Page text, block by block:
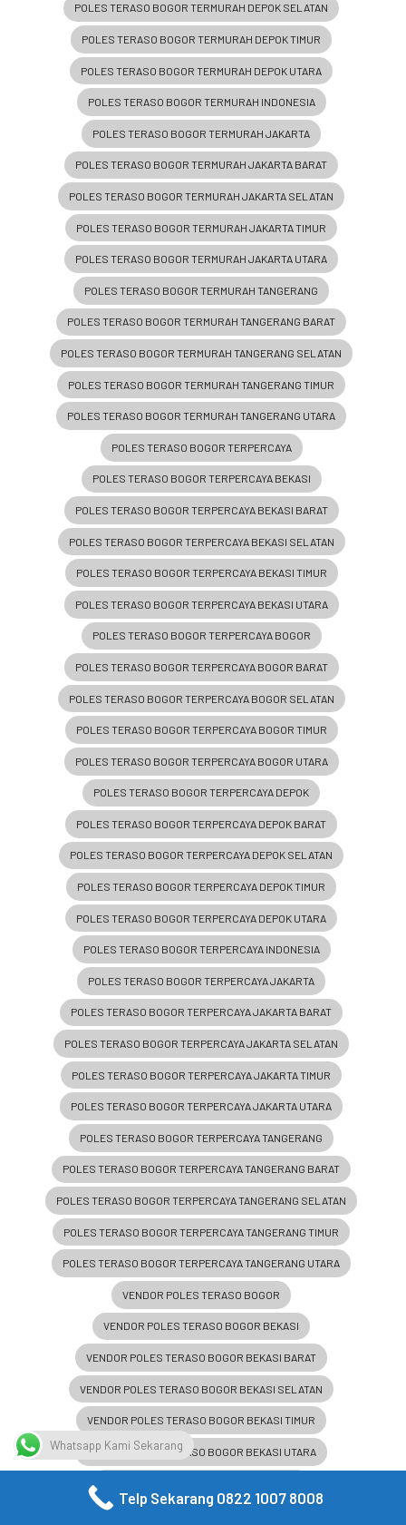
POLES TERASO BOGOR TERMURAH DEPOK SELATAN
POLES TERASO BOGOR TERMURAH DEPOK TIMUR
POLES TERASO BOGOR TERMURAH DEPOK UTARA
POLES TERASO BOGOR TERMURAH INDONESIA
POLES TERASO BOGOR TERMURAH JAKARTA
POLES TERASO BOGOR TERMURAH JAKARTA BARAT
POLES TERASO BOGOR TERMURAH JAKARTA SELATAN
POLES TERASO BOGOR TERMURAH JAKARTA TIMUR
POLES TERASO BOGOR TERMURAH JAKARTA UTARA
POLES TERASO BOGOR TERMURAH TANGERANG
POLES TERASO BOGOR TERMURAH TANGERANG BARAT
POLES TERASO BOGOR TERMURAH TANGERANG SELATAN
POLES TERASO BOGOR TERMURAH TANGERANG TIMUR
POLES TERASO BOGOR TERMURAH TANGERANG UTARA
POLES TERASO BOGOR TERPERCAYA
POLES TERASO BOGOR TERPERCAYA BEKASI
POLES TERASO BOGOR TERPERCAYA BEKASI BARAT
POLES TERASO BOGOR TERPERCAYA BEKASI SELATAN
POLES TERASO BOGOR TERPERCAYA BEKASI TIMUR
POLES TERASO BOGOR TERPERCAYA BEKASI UTARA
POLES TERASO BOGOR TERPERCAYA BOGOR
POLES TERASO BOGOR TERPERCAYA BOGOR BARAT
POLES TERASO BOGOR TERPERCAYA BOGOR SELATAN
POLES TERASO BOGOR TERPERCAYA BOGOR TIMUR
POLES TERASO BOGOR TERPERCAYA BOGOR UTARA
POLES TERASO BOGOR TERPERCAYA DEPOK
POLES TERASO BOGOR TERPERCAYA DEPOK BARAT
POLES TERASO BOGOR TERPERCAYA DEPOK SELATAN
POLES TERASO BOGOR TERPERCAYA DEPOK TIMUR
POLES TERASO BOGOR TERPERCAYA DEPOK UTARA
POLES TERASO BOGOR TERPERCAYA INDONESIA
POLES TERASO BOGOR TERPERCAYA JAKARTA
POLES TERASO BOGOR TERPERCAYA JAKARTA BARAT
POLES TERASO BOGOR TERPERCAYA JAKARTA SELATAN
POLES TERASO BOGOR TERPERCAYA JAKARTA TIMUR
POLES TERASO BOGOR TERPERCAYA JAKARTA UTARA
POLES TERASO BOGOR TERPERCAYA TANGERANG
POLES TERASO BOGOR TERPERCAYA TANGERANG BARAT
POLES TERASO BOGOR TERPERCAYA TANGERANG SELATAN
POLES TERASO BOGOR TERPERCAYA TANGERANG TIMUR
POLES TERASO BOGOR TERPERCAYA TANGERANG UTARA
VENDOR POLES TERASO BOGOR
VENDOR POLES TERASO BOGOR BEKASI
VENDOR POLES TERASO BOGOR BEKASI BARAT
VENDOR POLES TERASO BOGOR BEKASI SELATAN
VENDOR POLES TERASO BOGOR BEKASI TIMUR
VENDOR POLES TERASO BOGOR BEKASI UTARA
VENDOR POLES TERASO BOGOR BOGOR BARAT
Whatsapp Kami Sekarang
Telp Sekarang 0822 1007 8008